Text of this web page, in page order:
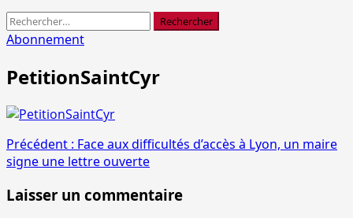
Rechercher :
Abonnement
PetitionSaintCyr
Navigation
d’article
Précédent : Face aux difficultés d’accès à Lyon, un maire
signe une lettre ouverte
Laisser un commentaire